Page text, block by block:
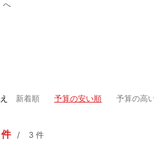
へ
新着順 予算の安い順 予算の高
件 3 件